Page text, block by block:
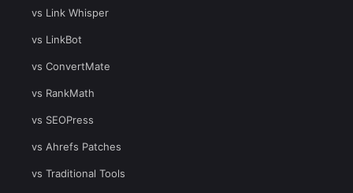
vs Link Whisper
vs LinkBot
vs ConvertMate
vs RankMath
vs SEOPress
vs Ahrefs Patches
vs Traditional Tools